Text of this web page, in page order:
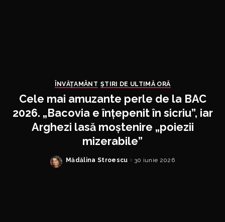
ÎNVĂŢAMÂNT ȘTIRI DE ULTIMĂ ORĂ
Cele mai amuzante perle de la BAC
2026. „Bacovia e înțepenit în sicriu”, iar
Arghezi lasă moștenire „poiezii
mizerabile”
Posted
Mădălina Stroescu 30 iunie 2026